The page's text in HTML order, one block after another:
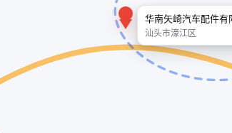
华南矢崎汽车配件有
汕头市濠江区